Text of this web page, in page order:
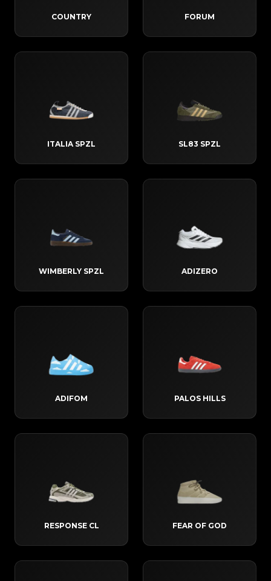
COUNTRY FORUM
ITALIA SPZL SL83 SPZL
WIMBERLY SPZL ADIZERO
ADIFOM PALOS HILLS
RESPONSE CL FEAR OF GOD